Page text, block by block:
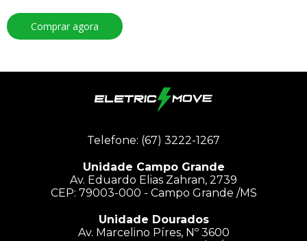
Comprar agora
Telefone: (67) 3222-1267
Unidade Campo Grande
Av. Eduardo Elias Zahran, 2739
CEP: 79003-000 - Campo Grande /MS
Unidade Dourados
Av. Marcelino Píres, Nº 3600